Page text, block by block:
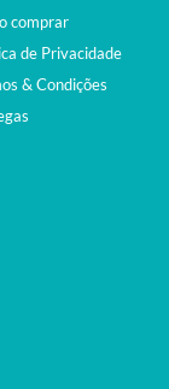
comprar
de Privacidade
& Condições